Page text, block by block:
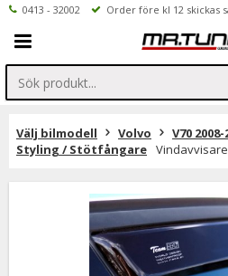
0413 - 32002 Order före kl 12 skickas
Välj bilmodell Volvo
V70 2008-
Styling / Stötfångare Vindavvisare